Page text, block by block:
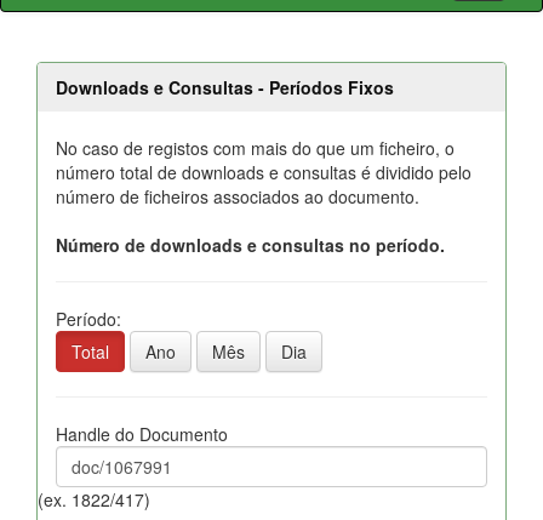
Downloads e Consultas - Períodos Fixos
No caso de registos com mais do que um ficheiro, o
número total de downloads e consultas é dividido pelo
número de ficheiros associados ao documento.
Número de downloads e consultas no período.
Período:
Total
Ano Mês Dia
Handle do Documento
(ex. 1822/417)